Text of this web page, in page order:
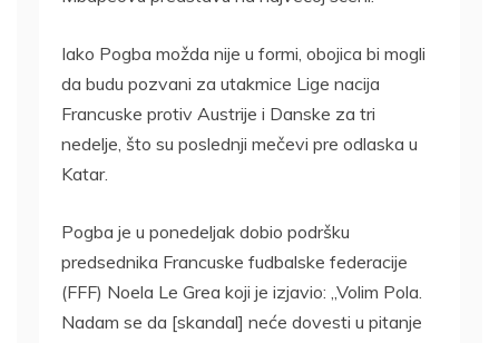
Iako Pogba možda nije u formi, obojica bi mogli
da budu pozvani za utakmice Lige nacija
Francuske protiv Austrije i Danske za tri
nedelje, što su poslednji mečevi pre odlaska u
Katar.
Pogba je u ponedeljak dobio podršku
predsednika Francuske fudbalske federacije
(FFF) Noela Le Grea koji je izjavio: „Volim Pola.
Nadam se da [skandal] neće dovesti u pitanje